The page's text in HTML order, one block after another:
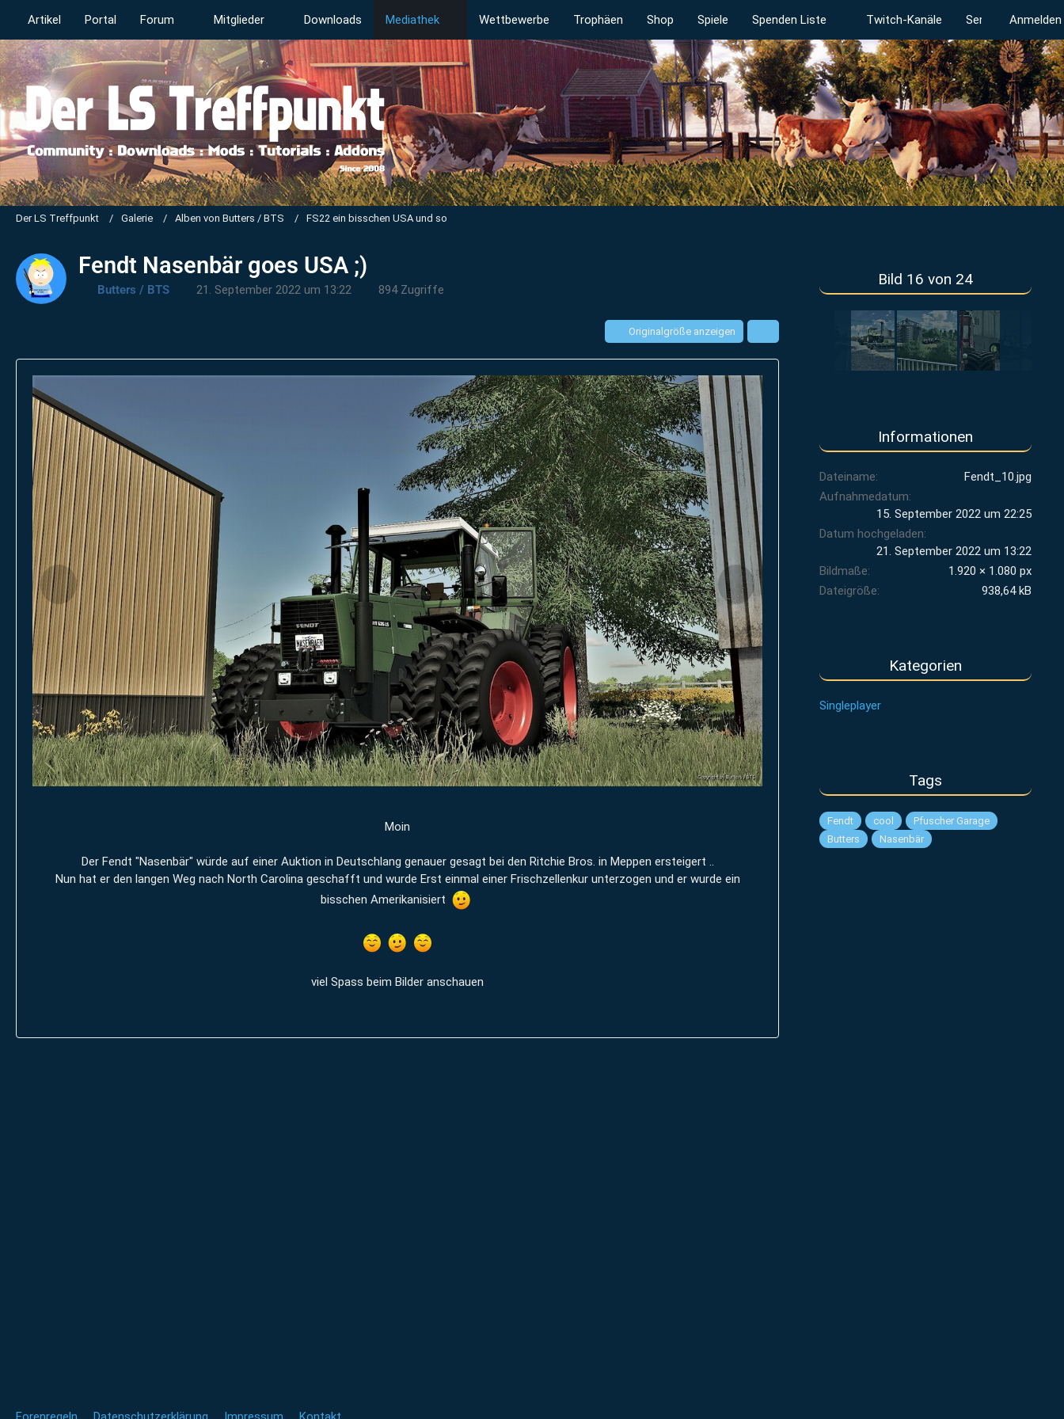
Artikel Portal Forum Mitglieder Downloads Mediathek Wettbewerbe Trophäen Shop Spiele Spenden Liste Twitch-Kanäle ServerstatusAnmelden
Der LS Treffpunkt Galerie Alben von Butters / BTS FS22 ein bisschen USA und so
Fendt Nasenbär goes USA ;)
Butters / BTS 21. September 2022 um 13:22 894 Zugriffe
Originalgröße anzeigen
Moin
Der Fendt "Nasenbär" würde auf einer Auktion in Deutschlang genauer gesagt bei den Ritchie Bros. in Meppen ersteigert ..
Nun hat er den langen Weg nach North Carolina geschafft und wurde Erst einmal einer Frischzellenkur unterzogen und er wurde ein
bisschen Amerikanisiert
viel Spass beim Bilder anschauen
Bild 16 von 24
Informationen
Dateiname
Fendt_10.jpg
Aufnahmedatum
15. September 2022 um 22:25
Datum hochgeladen
21. September 2022 um 13:22
Bildmaße
1.920 × 1.080 px
Dateigröße
938,64 kB
Kategorien
Singleplayer
Tags
Fendt cool
Pfuscher Garage
Butters
Nasenbär